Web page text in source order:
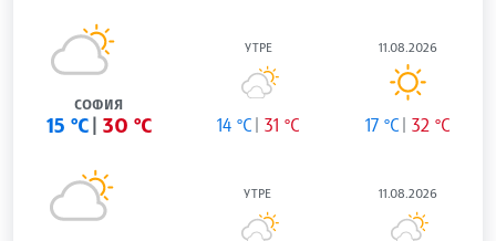
СОФИЯ
15 °C 30 °C
УТРЕ
14 °C 31 °C
11.08.2026
17 °C 32 °C
УТРЕ 11.08.2026